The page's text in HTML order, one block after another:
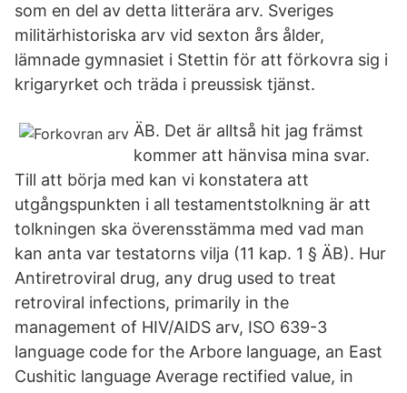
som en del av detta litterära arv. Sveriges
militärhistoriska arv vid sexton års ålder,
lämnade gymnasiet i Stettin för att förkovra sig i
krigaryrket och träda i preussisk tjänst.
ÄB. Det är alltså hit jag främst
kommer att hänvisa mina svar.
Till att börja med kan vi konstatera att
utgångspunkten i all testamentstolkning är att
tolkningen ska överensstämma med vad man
kan anta var testatorns vilja (11 kap. 1 § ÄB). Hur
Antiretroviral drug, any drug used to treat
retroviral infections, primarily in the
management of HIV/AIDS arv, ISO 639-3
language code for the Arbore language, an East
Cushitic language Average rectified value, in